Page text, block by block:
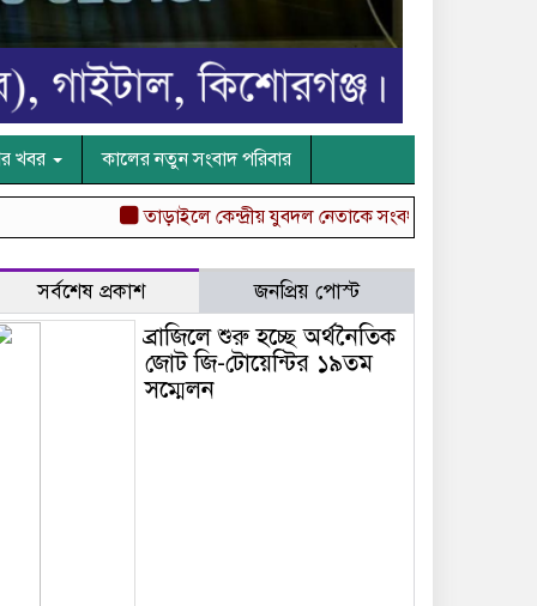
খবর কালের নতুন সংবাদ পরিবার
তাড়াইলে কেন্দ্রীয় যুবদল নেতাকে সংবর্ধনা “বস্তুনিষ্ঠ
সর্বশেষ প্রকাশ জনপ্রিয় পোস্ট
ব্রাজিলে শুরু হচ্ছে অর্থনৈতিক
জোট জি-টোয়েন্টির ১৯তম
সম্মেলন